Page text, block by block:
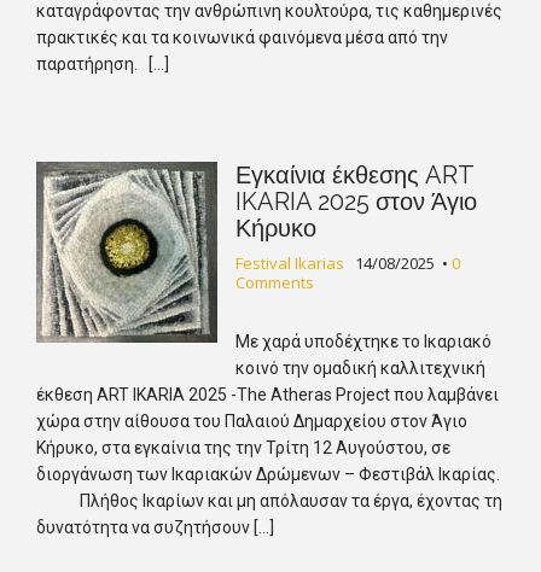
καταγράφοντας την ανθρώπινη κουλτούρα, τις καθημερινές
πρακτικές και τα κοινωνικά φαινόμενα μέσα από την
παρατήρηση. […]
Εγκαίνια έκθεσης ART
IKARIA 2025 στον Άγιο
Κήρυκο
Festival Ikarias 14/08/2025 • 0
Comments
Με χαρά υποδέχτηκε το Ικαριακό
κοινό την ομαδική καλλιτεχνική
έκθεση ART IKARIA 2025 -The Atheras Project που λαμβάνει
χώρα στην αίθουσα του Παλαιού Δημαρχείου στον Άγιο
Κήρυκο, στα εγκαίνια της την Τρίτη 12 Αυγούστου, σε
διοργάνωση των Ικαριακών Δρώμενων – Φεστιβάλ Ικαρίας.
Πλήθος Ικαρίων και μη απόλαυσαν τα έργα, έχοντας τη
δυνατότητα να συζητήσουν […]